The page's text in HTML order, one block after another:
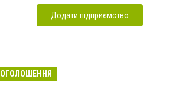
Додати підприємство
ОГОЛОШЕННЯ